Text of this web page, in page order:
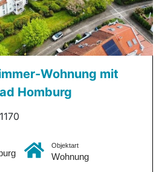
Wohnung mit
Homburg
Objektart
Wohnung